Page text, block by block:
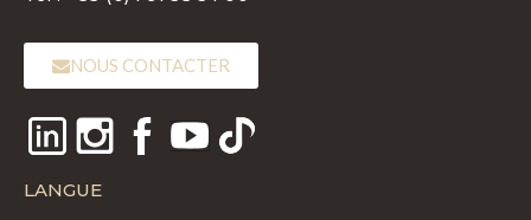
NOUS CONTACTER
LANGUE